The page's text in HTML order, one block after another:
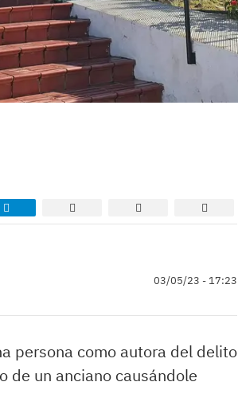
03/05/23 - 17:23
persona como autora del delito
de un anciano causándole